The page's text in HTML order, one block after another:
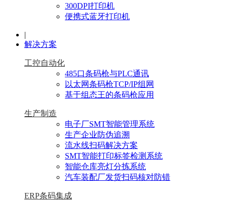
300DPI打印机
便携式蓝牙打印机
|
解决方案
工控自动化
485口条码枪与PLC通讯
以太网条码枪TCP/IP组网
基于组态王的条码枪应用
生产制造
电子厂SMT智能管理系统
生产企业防伪追溯
流水线扫码解决方案
SMT智能打印标签检测系统
智能仓库亮灯分拣系统
汽车装配厂发货扫码核对防错
ERP条码集成